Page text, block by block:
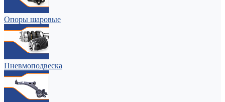
Опоры шаровые
Пневмоподвеска